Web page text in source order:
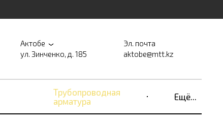
Актобе
ул. Зинченко, д. 185
Эл. почта
aktobe@mtt.kz
Трубопроводная
арматура
Ещё...